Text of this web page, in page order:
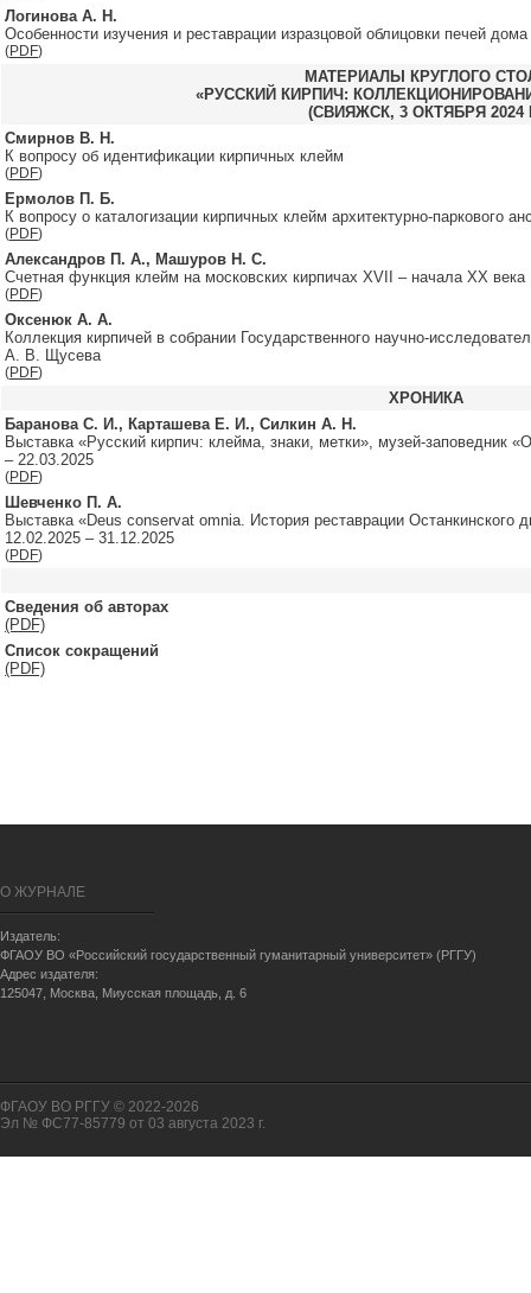
Логинова А. Н.
Особенности изучения и реставрации изразцовой облицовки печей
(PDF)
МАТЕРИАЛЫ КРУГЛОГО
«РУССКИЙ КИРПИЧ:
(СВИЯЖСК, 3 ОКТЯБРЯ 2024
Смирнов В. Н.
К вопросу об идентификации кирпичных клейм
(PDF)
Ермолов П. Б.
К вопросу о каталогизации кирпичных клейм архитектурно-паркового
(PDF)
Александров П. А., Машуров Н. С.
Счетная функция клейм на московских кирпичах XVII – начала XX века
(PDF)
Оксенюк А. А.
Коллекция кирпичей в собрании Государственного научно-
А. В. Щусева
(PDF)
ХРОНИКА
Баранова С. И., Карташева Е. И., Силкин А. Н.
Выставка «Русский кирпич: клейма, знаки, метки», музей-заповедник
– 22.03.2025
(PDF)
Шевченко П. А.
Выставка «Deus conservat omnia. История реставрации Останкинского
12.02.2025 – 31.12.2025
(PDF)
Сведения об авторах
(PDF)
Список сокращений
(PDF)
О ЖУРНАЛЕ
Издатель:
ФГАОУ ВО «Российский государственный гуманитарный университет» (РГГУ)
Адрес издателя:
125047, Москва, Миусская площадь, д. 6
ФГАОУ ВО РГГУ © 2022-2026
Эл № ФС77-85779 от 03 августа 2023 г.